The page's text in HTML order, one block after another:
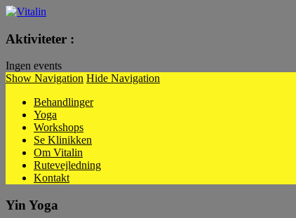
Aktiviteter :
Ingen events
Show Navigation Hide Navigation
Behandlinger
Yoga
Workshops
Se Klinikken
Om Vitalin
Rutevejledning
Kontakt
Yin Yoga